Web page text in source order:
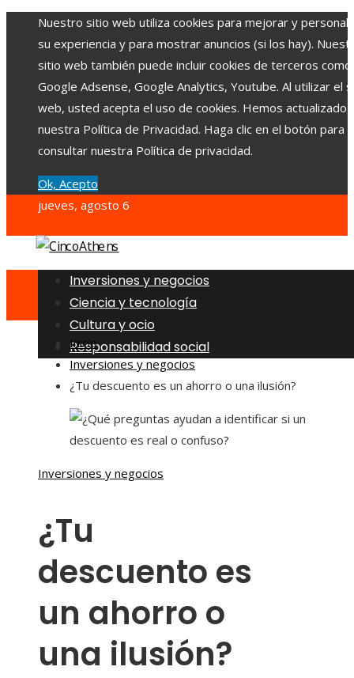
Nuestro sitio web utiliza cookies para mejorar y
su experiencia y para mostrar anuncios (si los hay).
sitio web también puede incluir cookies de terceros como
Google Adsense, Google Analytics, Youtube. Al utilizar el
web, usted acepta el uso de cookies. Hemos actualizado
nuestra Política de Privacidad. Haga clic en el botón para
consultar nuestra Política de privacidad.
Ok, Acepto
jueves, agosto 6
Inversiones y negocios
Ciencia y tecnología
Cultura y ocio
Responsabilidad social
Inicio
Inversiones y negocios
¿Tu descuento es un ahorro o una ilusión?
Inversiones y negocios
¿Tu
descuento es
un ahorro o
una ilusión?